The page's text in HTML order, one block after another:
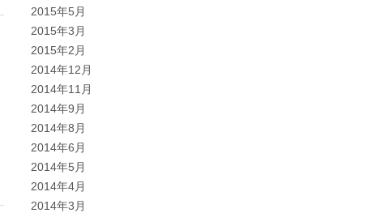
2015年5月
2015年3月
2015年2月
2014年12月
2014年11月
2014年9月
2014年8月
2014年6月
2014年5月
2014年4月
2014年3月